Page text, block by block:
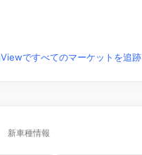
ですべてのマーケットを追跡
新車種情報